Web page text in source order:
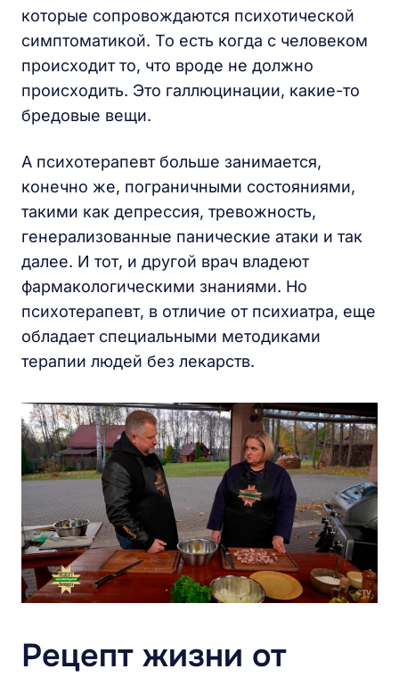
которые сопровождаются психотической
симптоматикой. То есть когда с человеком
происходит то, что вроде не должно
происходить. Это галлюцинации, какие-то
бредовые вещи.
А психотерапевт больше занимается,
конечно же, пограничными состояниями,
такими как депрессия, тревожность,
генерализованные панические атаки и так
далее. И тот, и другой врач владеют
фармакологическими знаниями. Но
психотерапевт, в отличие от психиатра, еще
обладает специальными методиками
терапии людей без лекарств.
Рецепт жизни от